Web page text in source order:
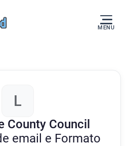
MENU
L
County Council
email e Formato